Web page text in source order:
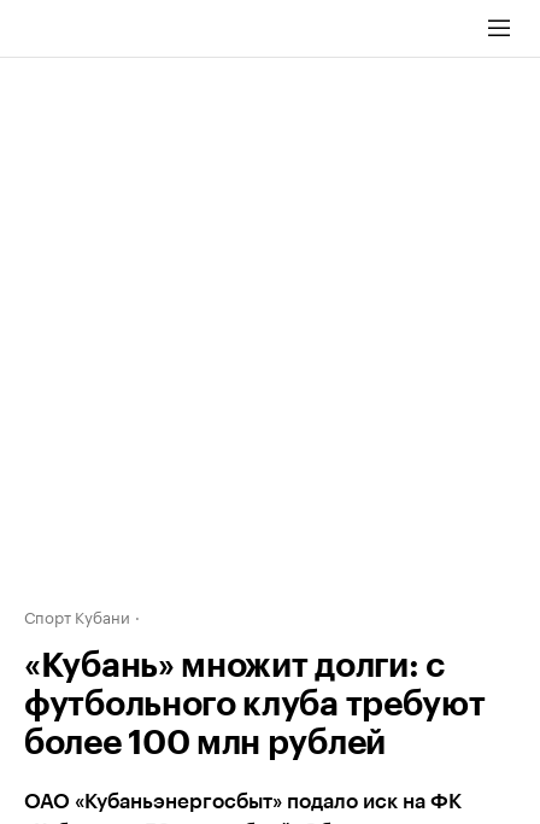
Спорт Кубани
«Кубань» множит долги: с
футбольного клуба требуют
более 100 млн рублей
ОАО «Кубаньэнергосбыт» подало иск на ФК